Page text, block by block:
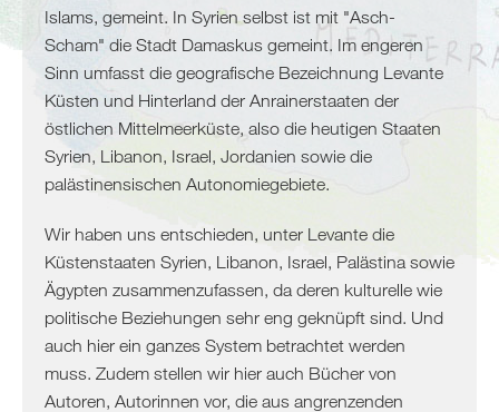
Malta
Nördliche
Mittelmeerküste
Spanien
Frankreich
Italien
Slowenien
Kroatien
Montenegro
Bosnien
und
Herzegowina
Islams, gemeint. In Syrien selbst ist mit "Asch-
Scham" die Stadt Damaskus gemeint. Im engeren
Sinn umfasst die geografische Bezeichnung Levante
Küsten und Hinterland der Anrainerstaaten der
östlichen Mittelmeerküste, also die heutigen Staaten
Syrien, Libanon, Israel, Jordanien sowie die
palästinensischen Autonomiegebiete.
Wir haben uns entschieden, unter Levante die
Küstenstaaten Syrien, Libanon, Israel, Palästina sowie
Ägypten zusammenzufassen, da deren kulturelle wie
politische Beziehungen sehr eng geknüpft sind. Und
auch hier ein ganzes System betrachtet werden
muss. Zudem stellen wir hier auch Bücher von
Autoren, Autorinnen vor, die aus angrenzenden